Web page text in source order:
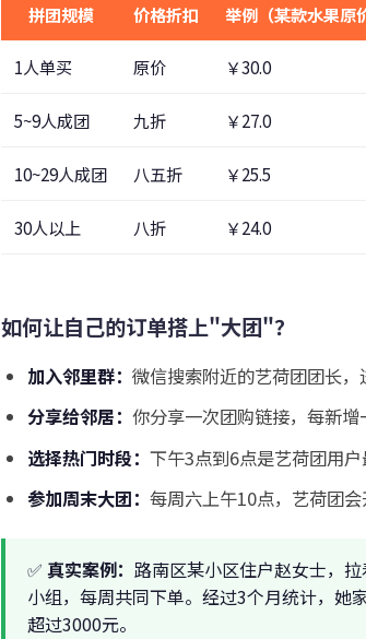
拼团规模 价格折扣 举例（某款水果原
1人单买 原价 ￥30.0
5~9人成团 九折 ￥27.0
10~29人成团 八五折 ￥25.5
30人以上 八折 ￥24.0
如何让自己的订单搭上"大团"？
加入邻里群： 微信搜索附近的艺荷团团长，
分享给邻居： 你分享一次团购链接，每新增
选择热门时段： 下午3点到6点是艺荷团用
参加周末大团： 每周六上午10点，艺荷团
✅ 真实案例： 路南区某小区住户赵女士，
小组，每周共同下单。经过3个月统计，她
超过3000元。